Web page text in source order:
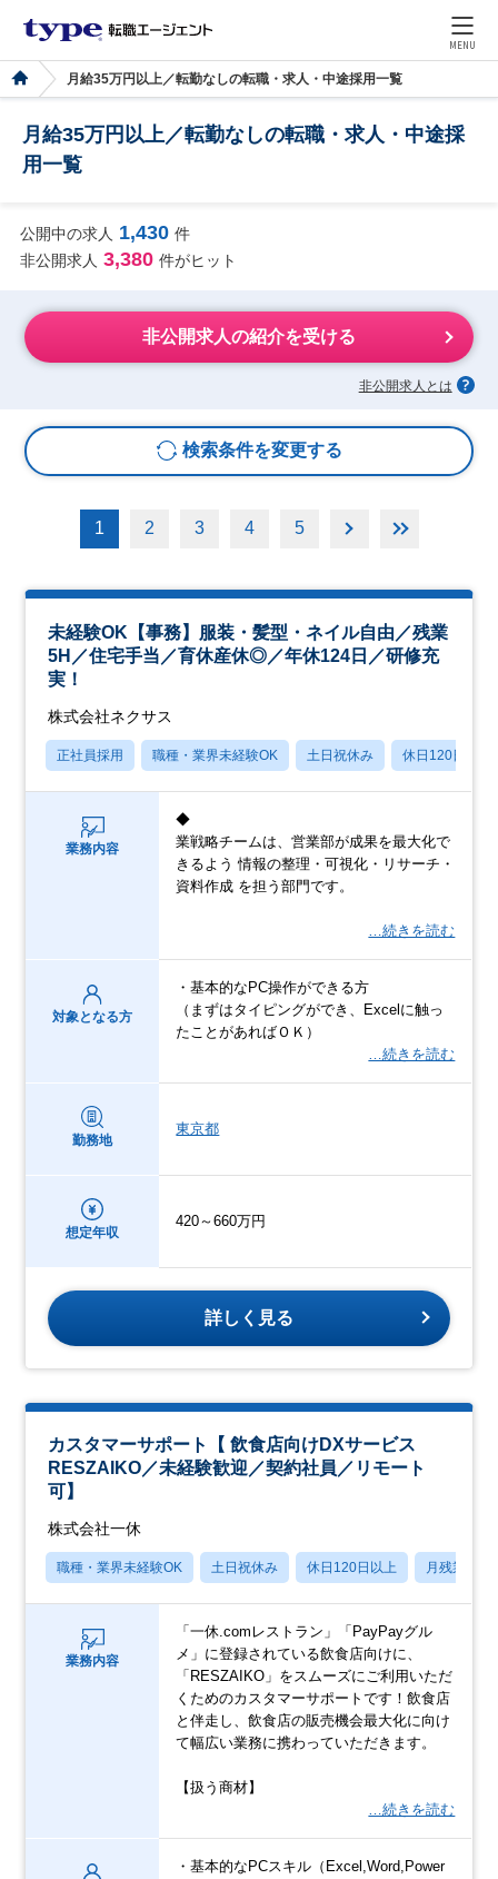
MENU
月給35万円以上／転勤なしの転職・求人・中途採用一覧
月給35万円以上／転勤なしの転職・求人・中途採
用一覧
公開中の求人 1,430 件
非公開求人 3,380 件がヒット
非公開求人の紹介を受ける
非公開求人とは
検索条件を変更する
1 2 3 4 5
未経験OK【事務】服装・髪型・ネイル自由／残業
5H／住宅手当／育休産休◎／年休124日／研修充
実！
株式会社ネクサス
正社員採用 職種・業界未経験OK 土日祝休み 休日120日以上
業務内容
◆
業戦略チームは、営業部が成果を最大化で
きるよう 情報の整理・可視化・リサーチ・
資料作成 を担う部門です。
…続きを読む
対象となる方
・基本的なPC操作ができる方
（まずはタイピングができ、Excelに触っ
たことがあればＯＫ）
…続きを読む
勤務地
東京都
想定年収
420～660万円
詳しく見る
カスタマーサポート【 飲食店向けDXサービス
RESZAIKO／未経験歓迎／契約社員／リモート
可】
株式会社一休
職種・業界未経験OK 土日祝休み 休日120日以上 月残業20
業務内容
「一休.comレストラン」「PayPayグル
メ」に登録されている飲食店向けに、
「RESZAIKO」をスムーズにご利用いただ
くためのカスタマーサポートです！飲食店
と伴走し、飲食店の販売機会最大化に向け
て幅広い業務に携わっていただきます。
【扱う商材】
…続きを読む
・基本的なPCスキル（Excel,Word,Power